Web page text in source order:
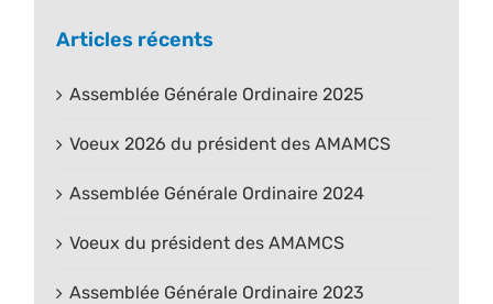
Articles récents
Assemblée Générale Ordinaire 2025
Voeux 2026 du président des AMAMCS
Assemblée Générale Ordinaire 2024
Voeux du président des AMAMCS
Assemblée Générale Ordinaire 2023